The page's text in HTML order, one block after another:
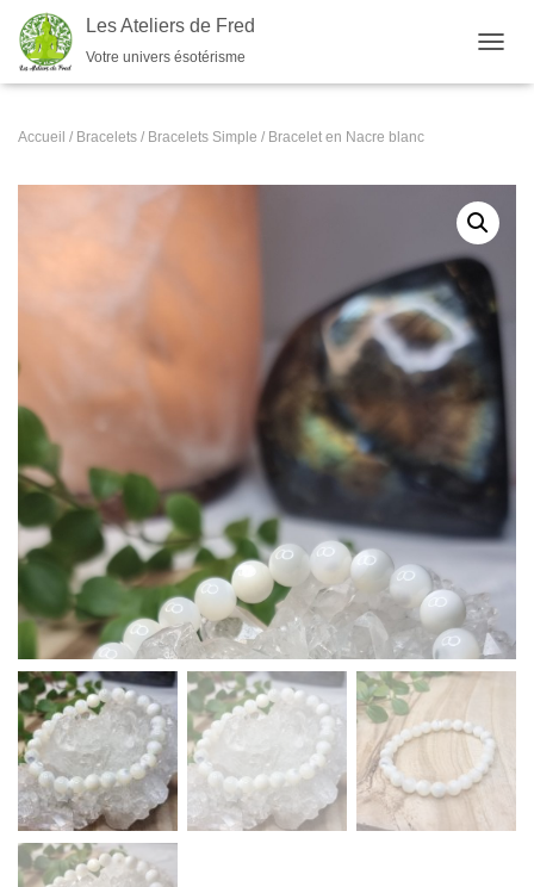
Les Ateliers de Fred
Votre univers ésotérisme
Accueil / Bracelets / Bracelets Simple / Bracelet en Nacre blanc